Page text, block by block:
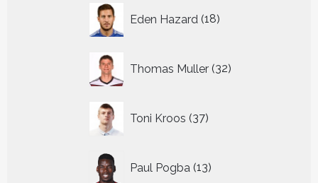
Eden Hazard 18
producten
Thomas Muller 32
producten
Toni Kroos 37
producten
Paul Pogba 13
producten